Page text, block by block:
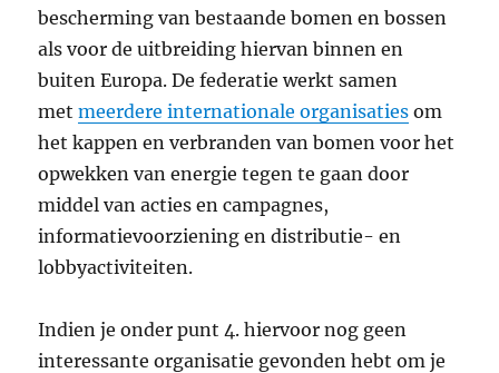
bescherming van bestaande bomen en bossen
als voor de uitbreiding hiervan binnen en
buiten Europa. De federatie werkt samen
metmeerdere internationale organisaties om
het kappen en verbranden van bomen voor het
opwekken van energie tegen te gaan door
middel van acties en campagnes,
informatievoorziening en distributie- en
lobbyactiviteiten.
Indien je onder punt 4. hiervoor nog geen
interessante organisatie gevonden hebt om je